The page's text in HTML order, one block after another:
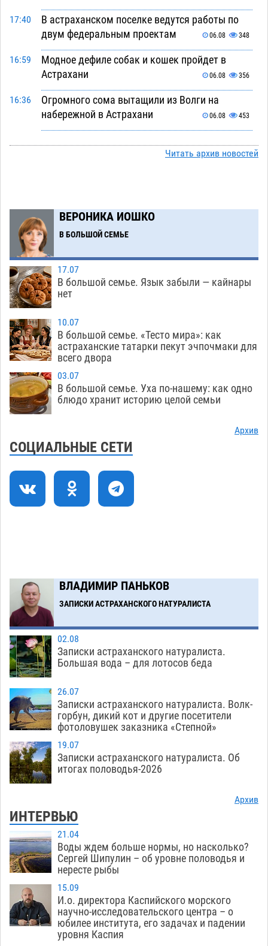
17:40
В астраханском поселке ведутся работы по
двум федеральным проектам
06.08 348
16:59
Модное дефиле собак и кошек пройдет в
Астрахани
06.08 356
16:36
Огромного сома вытащили из Волги на
набережной в Астрахани
06.08 453
Астрахани продолжают не верить, что их
на новой серебряной монете Банка России
14:35
Буддийские святыни из Астрахани выставили
в музее Пушкина в Москве
13:50
Мэрия Астрахани переводит городские
зеленые зоны на автоматический полив
13:13
Скончался второй ребенок после пожара в
Астрахани
12:49
Астраханские гандболисты с крупной победы
стартовали на Всероссийской Спартакиаде
В астраханском селе невестка изрешетила
машину свекрови
11:45
Астраханские приставы выдворили 12
нелегалов прямым рейсом из Шереметьево
Загрузить еще
Читать архив новостей
ВЕРОНИКА ИОШКО
В БОЛЬШОЙ СЕМЬЕ
17.07
В большой семье. Язык забыли — кайнары
нет
10.07
В большой семье. «Тесто мира»: как
астраханские татарки пекут эчпочмаки для
всего двора
03.07
В большой семье. Уха по-нашему: как одно
блюдо хранит историю целой семьи
Архив
СОЦИАЛЬНЫЕ СЕТИ
ВЛАДИМИР ПАНЬКОВ
ЗАПИСКИ АСТРАХАНСКОГО НАТУРАЛИСТА
02.08
Записки астраханского натуралиста.
Большая вода – для лотосов беда
26.07
Записки астраханского натуралиста. Волк-
горбун, дикий кот и другие посетители
фотоловушек заказника «Степной»
19.07
Записки астраханского натуралиста. Об
итогах половодья-2026
Архив
ИНТЕРВЬЮ
21.04
Воды ждем больше нормы, но насколько?
Сергей Шипулин – об уровне половодья и
нересте рыбы
15.09
И.о. директора Каспийского морского
научно-исследовательского центра – о
юбилее института, его задачах и падении
уровня Каспия